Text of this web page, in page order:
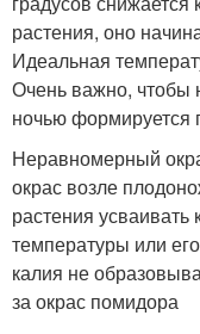
растения, оно
Идеальная
Очень важно, чтобы
ночью
Неравномерный
окрас возле
растения усваивать
температуры или
калия не
за окрас помидора